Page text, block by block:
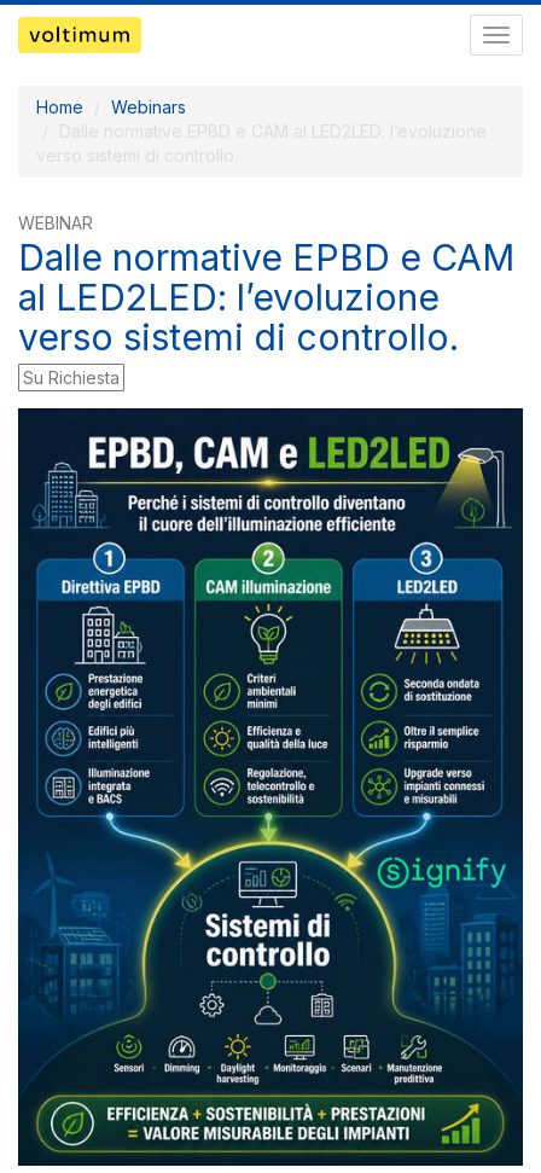
Passa
a
Home
Webinars
Dalle normative EPBD e CAM al LED2LED: l’evoluzione
verso sistemi di controllo.
WEBINAR
Dalle normative EPBD e CAM
al LED2LED: l’evoluzione
verso sistemi di controllo.
Su Richiesta